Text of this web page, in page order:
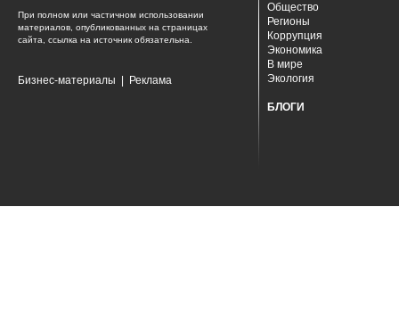
При полном или частичном использовании
материалов, опубликованных на страницах
сайта, ссылка на источник обязательна.
Бизнес-материалы Реклама
Общество
Регионы
Коррупция
Экономика
В мире
Экология
БЛОГИ